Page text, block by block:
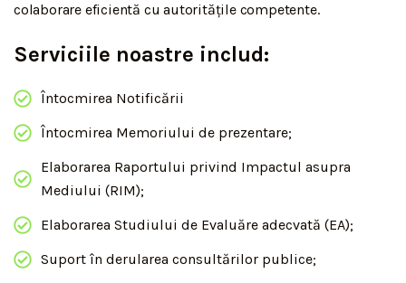
colaborare eficientă cu autoritățile competente.
Serviciile noastre includ:
Întocmirea Notificării
Întocmirea Memoriului de prezentare;
Elaborarea Raportului privind Impactul asupra
Mediului (RIM);
Elaborarea Studiului de Evaluăre adecvată (EA);
Suport în derularea consultărilor publice;